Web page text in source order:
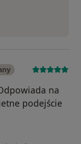
na
podejście